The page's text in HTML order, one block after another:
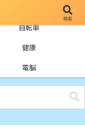
自転車
健康
電脳
検索